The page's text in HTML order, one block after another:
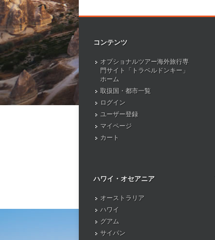
コンテンツ
オプショナルツアー海外旅行専
門サイト「トラベルドンキー」
ホーム
取扱国・都市一覧
ログイン
ユーザー登録
マイページ
カート
ハワイ・オセアニア
オーストラリア
ハワイ
グアム
サイパン